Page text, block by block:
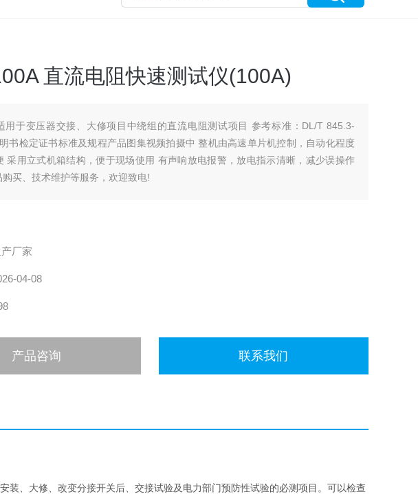
直流电阻快速测试仪(100A)
用于变压器交接、大修项目中绕组的直流电阻测试项目 参考标准：DL/T 845.3-
书检定证书标准及规程产品图集视频拍摄中 整机由高速单片机控制，自动化程度
采用立式机箱结构，便于现场使用 有声响放电报警，放电指示清晰，减少误操作
买、技术维护等服务，欢迎致电!
厂家
04-08
产品咨询 联系我们
装、大修、改变分接开关后、交接试验及电力部门预防性试验的必测项目。可以检查